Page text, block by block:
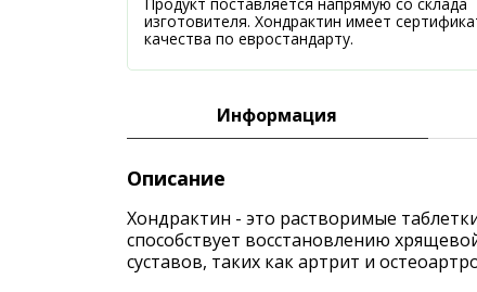
изготовителя. Хондрактин имеет
качества по евростандарту.
Информация
Описание
Хондрактин - это растворимые
способствует восстановлению
суставов, таких как артрит и